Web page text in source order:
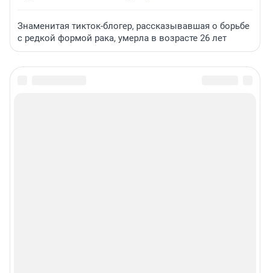
Знаменитая тикток-блогер, рассказывавшая о борьбе
с редкой формой рака, умерла в возрасте 26 лет